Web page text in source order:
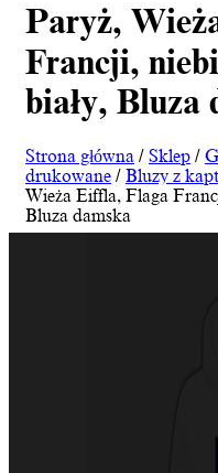
Paryż,
Francji,
biały, Bluza
Strona główna / Sklep /
drukowane / Bluzy z
Wieża Eiffla, Flaga
Bluza damska